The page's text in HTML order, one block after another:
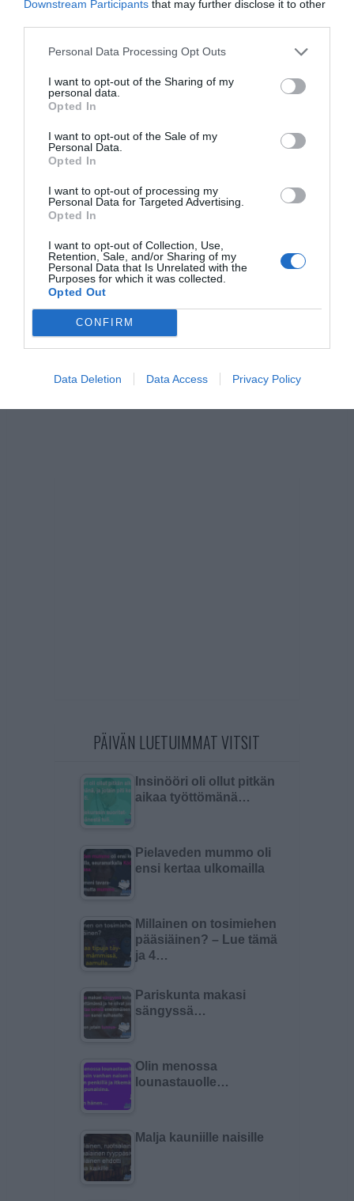
Downstream Participants that may further disclose it to other
Personal Data Processing Opt Outs
I want to opt-out of the Sharing of my
personal data.
Opted In
I want to opt-out of the Sale of my
Personal Data.
Opted In
I want to opt-out of processing my
Personal Data for Targeted Advertising.
Opted In
I want to opt-out of Collection, Use,
Retention, Sale, and/or Sharing of my
Personal Data that Is Unrelated with the
Purposes for which it was collected.
Opted Out
CONFIRM
Data Deletion Data Access Privacy Policy
Jaa artikkeli:
F
c
e
b
o
o
k
M
ss
e
n
g
er
X
at
A
p
C
o
p
Li
k
S
ar
PÄIVÄN LUETUIMMAT VITSIT
Insinööri oli ollut pitkän
aikaa työttömänä…
Pielaveden mummo oli
ensi kertaa ulkomailla
Millainen on tosimiehen
pääsiäinen? – Lue tämä
ja 4…
Pariskunta makasi
sängyssä…
Olin menossa
lounastauolle…
Malja kauniille naisille